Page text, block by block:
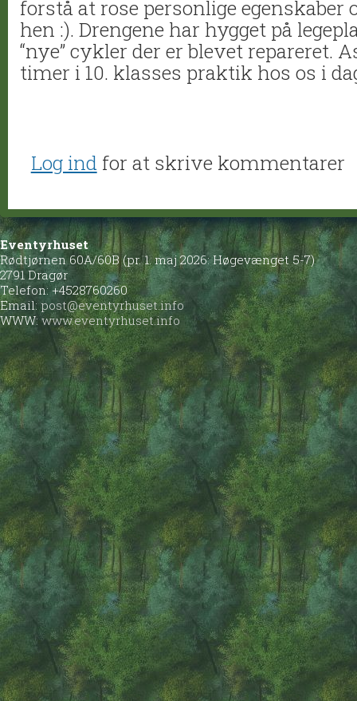
forstå at rose personlige egenskaber
hen :). Drengene har hygget på
“nye” cykler der er blevet repareret.
timer i 10. klasses praktik hos os i
Log ind for at skrive kommentarer
Eventyrhuset
Rødtjørnen 60A/60B (pr. 1. maj 2026: Høgevænget 5-7)
2791 Dragør
Telefon: +4528760260
Email:post@eventyrhuset.info
WWW:www.eventyrhuset.info